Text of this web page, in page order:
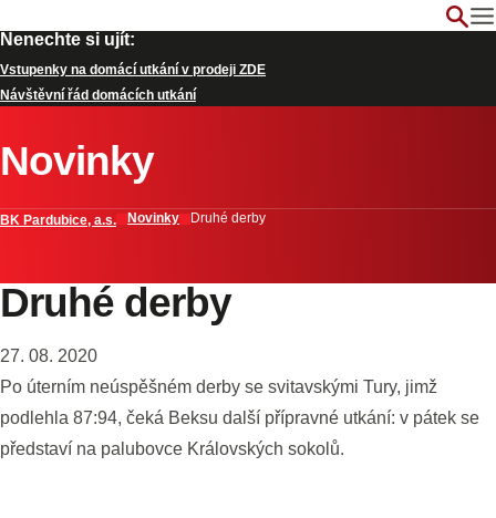
Nenechte si ujít:
Vstupenky na domácí utkání v prodeji ZDE
Návštěvní řád domácích utkání
Novinky
BK Pardubice, a.s. Novinky Druhé derby
Druhé derby
27. 08. 2020
Po úterním neúspěšném derby se svitavskými Tury, jimž
podlehla 87:94, čeká Beksu další přípravné utkání: v pátek se
představí na palubovce Královských sokolů.